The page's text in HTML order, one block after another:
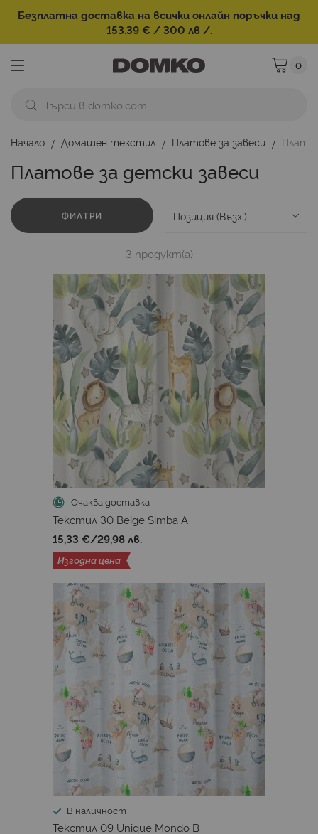
Безплатна доставка на всички онлайн поръчки над
153.39 € / 300 лв /.
Моята
0
Начало Домашен текстил Платове за завеси
Платове за детски завеси
ФИЛТРИ
3 продукт(а)
Очаква доставка
Текстил 30 Beige Simba A
15,33 €/29,98 лв.
Изгодна цена
В наличност
Текстил 09 Unique Mondo B